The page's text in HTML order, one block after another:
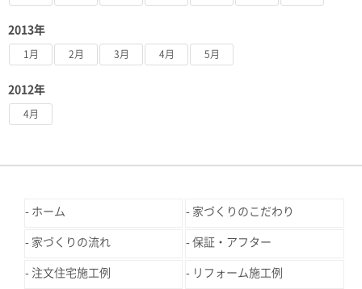
2013年
1月 2月 3月 4月 5月
2012年
4月
ホーム 家づくりのこだわり
家づくりの流れ 保証・アフター
注文住宅施工例 リフォーム施工例